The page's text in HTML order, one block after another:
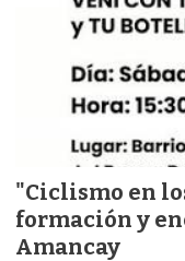
"Ciclismo en
formación y
Amancay